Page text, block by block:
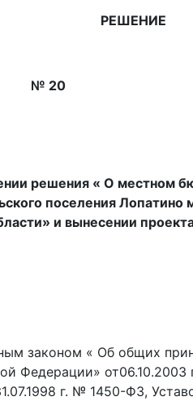
РЕШЕНИЕ
года № 20 с.
решения « О местном
поселения
и вынесении
законом « Об общих
Федерации»
г. № 1450-ФЗ,